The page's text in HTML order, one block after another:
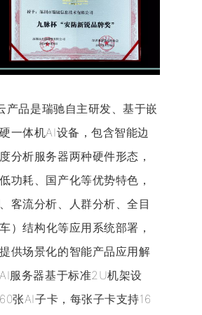
产品是瑞驰自主研发、基于嵌
一体机AI设备，包含智能边
分析服务器两种硬件形态，
功耗、国产化等优势特色，
客流分析、人群分析、全目
）结构化等应用系统部署，
供场景化的智能产品应用解
服务器基于标准2U机架设
张AI子卡，每张子卡支持16